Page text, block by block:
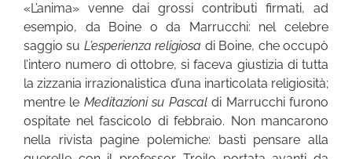
«L’anima» venne dai grossi contributi firmati, ad
esempio, da Boine o da Marrucchi: nel celebre
saggio su L’esperienza religiosa di Boine, che occupò
l’intero numero di ottobre, si faceva giustizia di tutta
la zizzania irrazionalistica d’una inarticolata religiosità;
mentre le Meditazioni su Pascaldi Marrucchi furono
ospitate nel fascicolo di febbraio. Non mancarono
nella rivista pagine polemiche: basti pensare alla